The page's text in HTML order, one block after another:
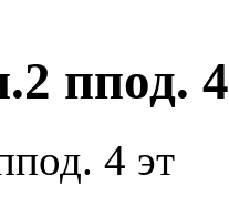
ппод.
4 эт